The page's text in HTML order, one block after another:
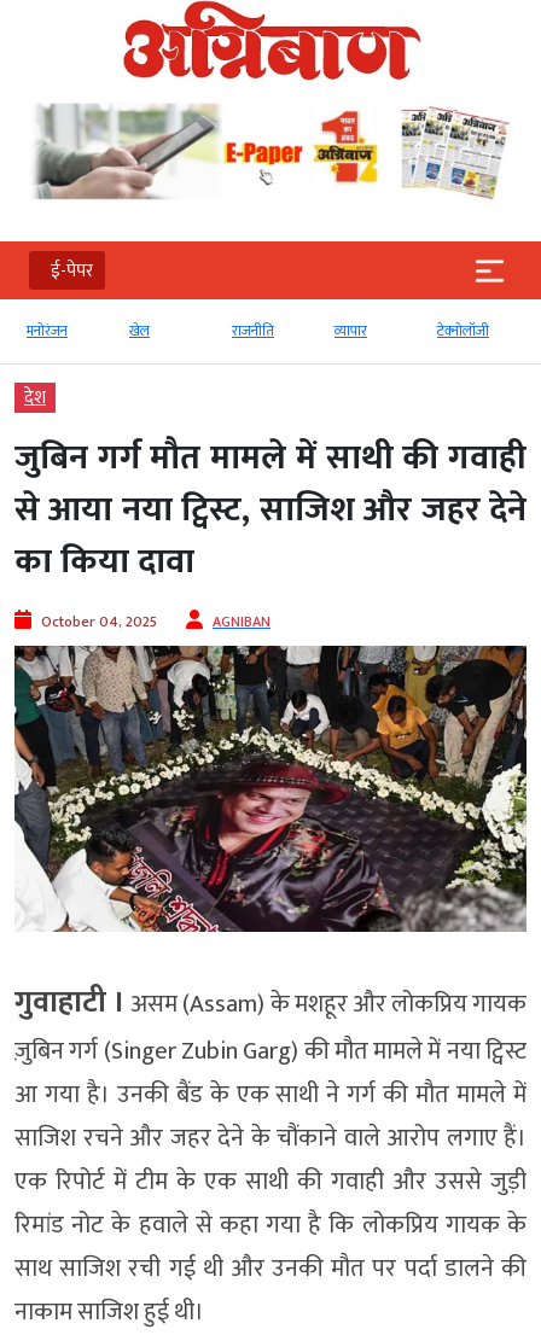
ई-पेपर
खेल राजनीति व्‍यापार टेक्‍नोलॉजी Global
देश
जुबिन गर्ग मौत मामले में साथी की गवाही
से आया नया ट्विस्ट, साजिश और जहर देने
का किया दावा
October 04, 2025 AGNIBAN
गुवाहाटी । असम (Assam) के मशहूर और लोकप्रिय गायक
ज़ुबिन गर्ग (Singer Zubin Garg) की मौत मामले में नया ट्विस्ट
आ गया है। उनकी बैंड के एक साथी ने गर्ग की मौत मामले में
साजिश रचने और जहर देने के चौंकाने वाले आरोप लगाए हैं।
एक रिपोर्ट में टीम के एक साथी की गवाही और उससे जुड़ी
रिमांड नोट के हवाले से कहा गया है कि लोकप्रिय गायक के
साथ साजिश रची गई थी और उनकी मौत पर पर्दा डालने की
नाकाम साजिश हुई थी।